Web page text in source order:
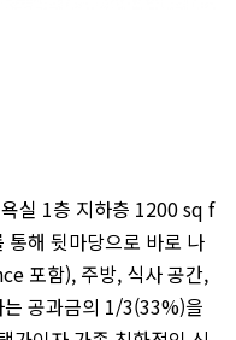
실 1층 지하층 1200 sq f
해 뒷마당으로 바로 나
포함), 주방, 식사 공간,
공과금의 1/3(33%)을